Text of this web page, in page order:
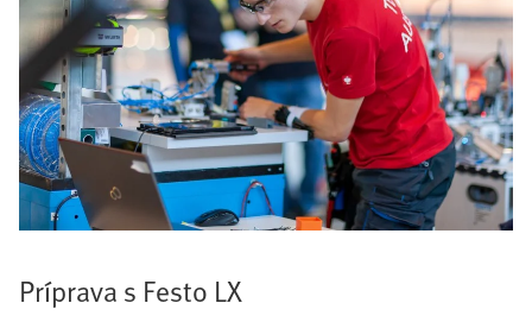
Príprava s Festo LX